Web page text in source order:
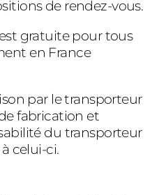
de rendez-vous.
gratuite pour tous
en France
par le transporteur
fabrication et
du transporteur
celui-ci.